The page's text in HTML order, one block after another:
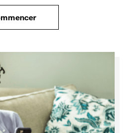
le tuto pour Sécuriser votre